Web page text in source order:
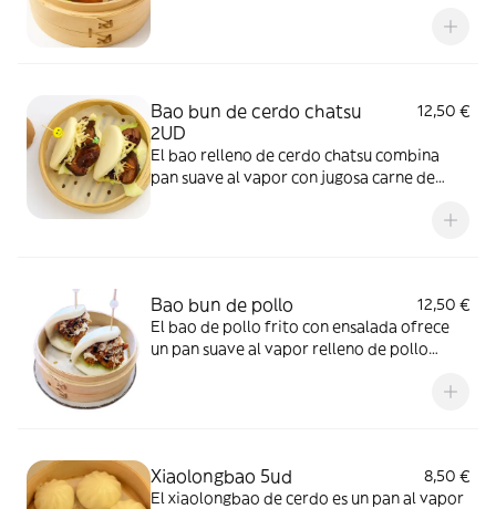
Bao bun de cerdo chatsu
2UD
12,50 €
El bao relleno de cerdo chatsu combina
pan suave al vapor con jugosa carne de
Bao bun de pollo
12,50 €
El bao de pollo frito con ensalada ofrece
un pan suave al vapor relleno de pollo
Xiaolongbao 5ud
8,50 €
El xiaolongbao de cerdo es un pan al vapor